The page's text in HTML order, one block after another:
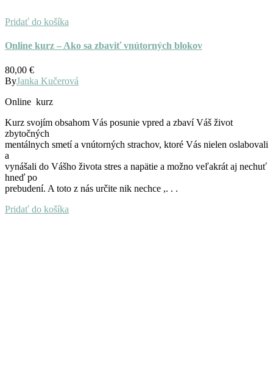
Pridať do košíka
Online kurz – Ako sa zbaviť vnútorných blokov
80,00 €
ByJanka Kučerová
Online kurz
Kurz svojím obsahom Vás posunie vpred a zbaví Váš život
zbytočných
mentálnych smetí a vnútorných strachov, ktoré Vás nielen oslabovali
a
vynášali do Vášho života stres a napätie a možno veľakrát aj nechuť
hneď po
prebudení. A toto z nás určite nik nechce ,. . .
Pridať do košíka